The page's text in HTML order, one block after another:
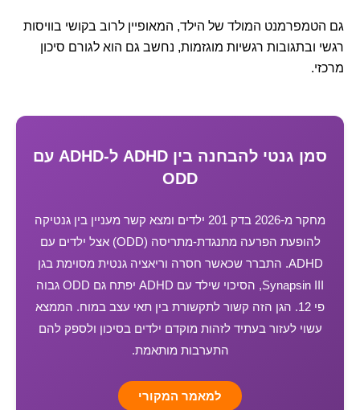
גם הטמפרמנט המולד של הילד, המאופיין לרוב בקושי בוויסות
רגשי ובתגובות רגשיות מוגזמות, נחשב גם הוא לגורם סיכון
מרכזי.
סמן גנטי להבחנה בין ADHD ל-ADHD עם
ODD
מחקר מ-2026 בדק 201 ילדים ומצא קשר מעניין בין גנטיקה
להופעת הפרעה מתנגדת-מתריסה (ODD) אצל ילדים עם
ADHD. התברר שכאשר חסרה וריאציה גנטית מסוימת בגן
Synapsin III, הסיכוי שילד עם ADHD יפתח גם ODD גבוה
פי 12. הגן הזה קשור לתקשורת בין תאי עצב במוח. הממצא
עשוי לעזור בעתיד לזהות מוקדם ילדים בסיכון ולספק להם
התערבות מותאמת.
למאמר המקורי